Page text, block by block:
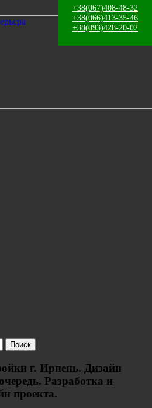
+38(067)408-48-32
+38(066)413-35-46
+38(093)428-20-02
г. Ирпень. Дизайн
Разработка и
проекта.